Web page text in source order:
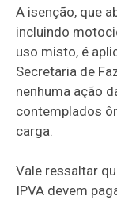
A isenção, que
incluindo
uso misto, é
Secretaria de
nenhuma ação
contemplados
carga.
Vale ressaltar
IPVA devem